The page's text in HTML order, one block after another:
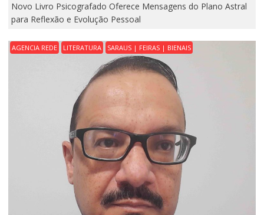
Novo Livro Psicografado Oferece Mensagens do Plano Astral
para Reflexão e Evolução Pessoal
AGENCIA REDE LITERATURA SARAUS | FEIRAS | BIENAIS